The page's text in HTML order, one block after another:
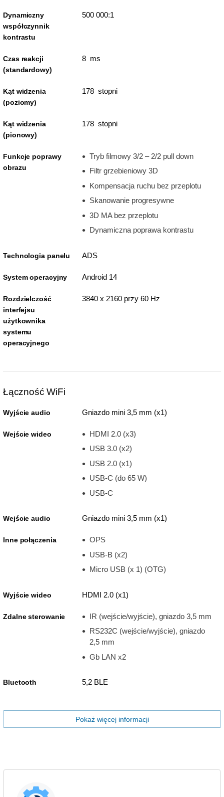
Dynamiczny
współczynnik
kontrastu
500 000:1
Czas reakcji
(standardowy)
8 ms
Kąt widzenia
(poziomy)
178 stopni
Kąt widzenia
(pionowy)
178 stopni
Funkcje poprawy
obrazu
Tryb filmowy 3/2 – 2/2 pull down
Filtr grzebieniowy 3D
Kompensacja ruchu bez przeplotu
Skanowanie progresywne
3D MA bez przeplotu
Dynamiczna poprawa kontrastu
Technologia panelu ADS
System operacyjny Android 14
Rozdzielczość
interfejsu
użytkownika
systemu
operacyjnego
3840 x 2160 przy 60 Hz
Łączność WiFi
Wyjście audio Gniazdo mini 3,5 mm (x1)
Wejście wideo
HDMI 2.0 (x3)
USB 3.0 (x2)
USB 2.0 (x1)
USB-C (do 65 W)
USB-C
Wejście audio Gniazdo mini 3,5 mm (x1)
Inne połączenia
OPS
USB-B (x2)
Micro USB (x 1) (OTG)
Wyjście wideo HDMI 2.0 (x1)
Zdalne sterowanie
IR (wejście/wyjście), gniazdo 3,5 mm
RS232C (wejście/wyjście), gniazdo
2,5 mm
Gb LAN x2
Bluetooth 5,2 BLE
Pokaż więcej informacji